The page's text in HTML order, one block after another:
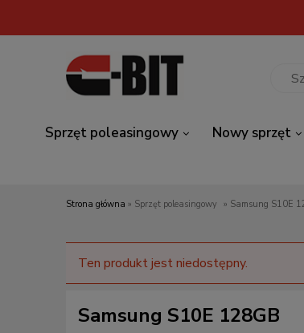
Sprzęt poleasingowy Nowy sprzęt
Strona główna » Sprzęt poleasingowy » Samsung S10E
Ten produkt jest niedostępny.
Samsung S10E 128GB